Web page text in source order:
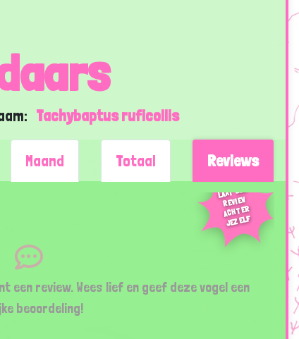
Tachybaptus ruficollis
Maand Totaal Reviews
LAAT EEN
REVIEW
ACHTER
JEZELF
een review. Wees lief en geef deze vogel een
beoordeling!